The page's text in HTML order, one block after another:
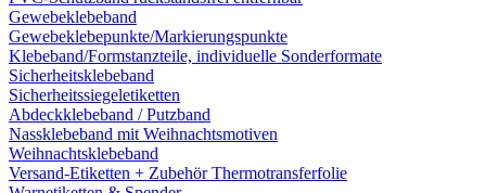
Gewebeklebeband
Gewebeklebepunkte/Markierungspunkte
Klebeband/Formstanzteile, individuelle Sonderformate
Sicherheitsklebeband
Sicherheitssiegeletiketten
Abdeckklebeband / Putzband
Nassklebeband mit Weihnachtsmotiven
Weihnachtsklebeband
Versand-Etiketten + Zubehör Thermotransferfolie